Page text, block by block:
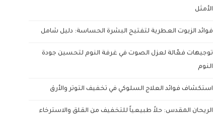
الأمثل
فوائد الزيوت العطرية لتفتيح البشرة الحساسة: دليل شامل
توجيهات فعّالة لعزل الصوت في غرفة النوم لتحسين جودة
النوم
استكشاف فوائد العلاج السلوكي في تخفيف التوتر والأرق
الريحان المقدس: حلاً طبيعياً للتخفيف من القلق والاسترخاء